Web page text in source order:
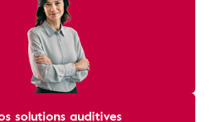
solutions auditives